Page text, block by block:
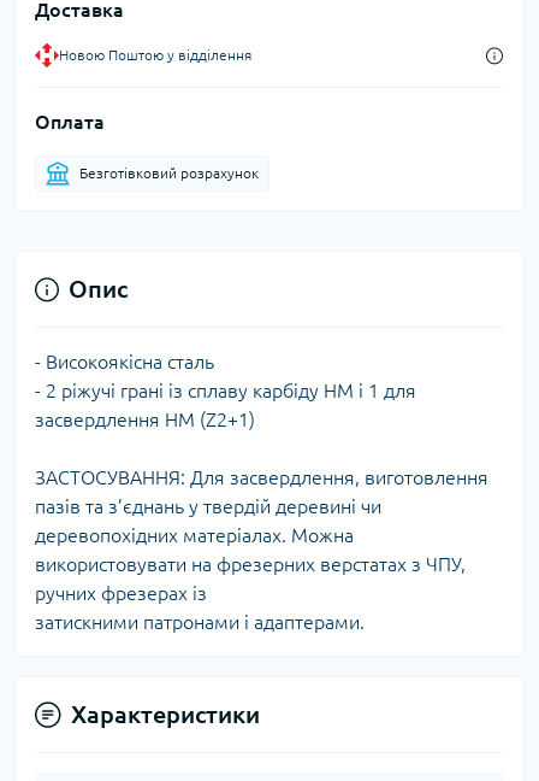
Доставка
Новою Поштою у відділення
Оплата
Безготівковий розрахунок
Опис
- Високоякісна сталь
- 2 ріжучі грані із сплаву карбіду HM i 1 для
засвердлення HM (Z2+1)
ЗАСТОСУВАННЯ: Для засвердлення, виготовлення
пазів та з’єднань у твердій деревині чи
деревопохідних матеріалах. Можна
використовувати на фрезерних верстатах з ЧПУ,
ручних фрезерах із
затискними патронами і адаптерами.
Характеристики